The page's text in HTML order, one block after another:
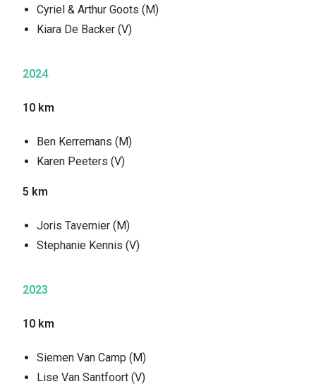
Cyriel & Arthur Goots (M)
Kiara De Backer (V)
2024
10 km
Ben Kerremans (M)
Karen Peeters (V)
5 km
Joris Tavernier (M)
Stephanie Kennis (V)
2023
10 km
Siemen Van Camp (M)
Lise Van Santfoort (V)